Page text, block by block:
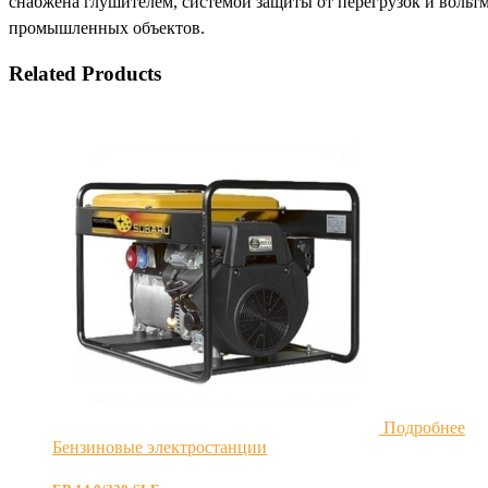
промышленных объектов.
Related Products
Подробнее
Бензиновые электростанции